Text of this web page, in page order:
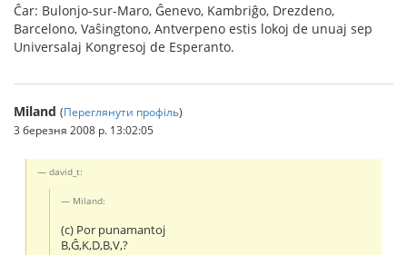
Ĉar: Bulonjo-sur-Maro, Ĝenevo, Kambriĝo, Drezdeno,
Barcelono, Vaŝingtono, Antverpeno estis lokoj de unuaj sep
Universalaj Kongresoj de Esperanto.
Miland (Переглянути профіль)
3 березня 2008 р. 13:02:05
david_t:
Miland:
(c) Por punamantoj
B,Ĝ,K,D,B,V,?